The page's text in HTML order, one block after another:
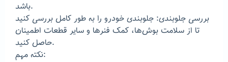
باشد.
بررسی جلوبندی: جلوبندی خودرو را به طور کامل بررسی کنید
تا از سلامت بوش‌ها، کمک فنرها و سایر قطعات اطمینان
حاصل کنید.
نکته مهم: